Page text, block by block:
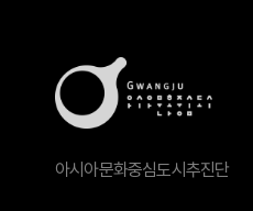
아시아문화중심도시추진단